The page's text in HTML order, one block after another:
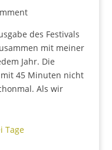
des Festivals
mit meiner
Jahr. Die
45 Minuten nicht
Als wir